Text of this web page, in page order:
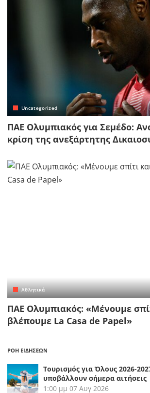
Uncategorized
ΠΑΕ Ολυμπιακός για Σεμέδο:
κρίση της ανεξάρτητης
Αθλητικά
ΠΑΕ Ολυμπιακός: «Μένουμε
βλέπουμε La Casa de Papel»
ΡΟΗ ΕΙΔΗΣΕΩΝ
Τουρισμός για Όλους 2026-
υποβάλλουν σήμερα αιτήσεις
1:00 μμ 07 Αυγ 2026